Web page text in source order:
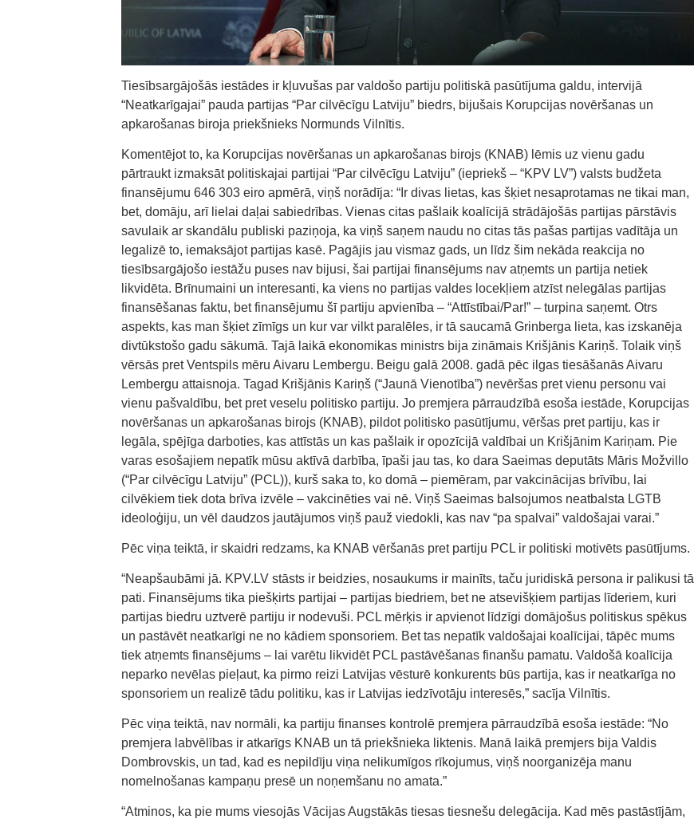
Tiesībsargājošās iestādes ir kļuvušas par valdošo partiju politiskā pasūtījuma galdu, intervijā
“Neatkarīgajai” pauda partijas “Par cilvēcīgu Latviju” biedrs, bijušais Korupcijas novēršanas un
apkarošanas biroja priekšnieks Normunds Vilnītis.
Komentējot to, ka Korupcijas novēršanas un apkarošanas birojs (KNAB) lēmis uz vienu gadu
pārtraukt izmaksāt politiskajai partijai “Par cilvēcīgu Latviju” (iepriekš – “KPV LV”) valsts budžeta
finansējumu 646 303 eiro apmērā, viņš norādīja: “Ir divas lietas, kas šķiet nesaprotamas ne tikai man,
bet, domāju, arī lielai daļai sabiedrības. Vienas citas pašlaik koalīcijā strādājošās partijas pārstāvis
savulaik ar skandālu publiski paziņoja, ka viņš saņem naudu no citas tās pašas partijas vadītāja un
legalizē to, iemaksājot partijas kasē. Pagājis jau vismaz gads, un līdz šim nekāda reakcija no
tiesībsargājošo iestāžu puses nav bijusi, šai partijai finansējums nav atņemts un partija netiek
likvidēta. Brīnumaini un interesanti, ka viens no partijas valdes locekļiem atzīst nelegālas partijas
finansēšanas faktu, bet finansējumu šī partiju apvienība – “Attīstībai/Par!” – turpina saņemt. Otrs
aspekts, kas man šķiet zīmīgs un kur var vilkt paralēles, ir tā saucamā Grinberga lieta, kas izskanēja
divtūkstošo gadu sākumā. Tajā laikā ekonomikas ministrs bija zināmais Krišjānis Kariņš. Tolaik viņš
vērsās pret Ventspils mēru Aivaru Lembergu. Beigu galā 2008. gadā pēc ilgas tiesāšanās Aivaru
Lembergu attaisnoja. Tagad Krišjānis Kariņš (“Jaunā Vienotība”) nevēršas pret vienu personu vai
vienu pašvaldību, bet pret veselu politisko partiju. Jo premjera pārraudzībā esoša iestāde, Korupcijas
novēršanas un apkarošanas birojs (KNAB), pildot politisko pasūtījumu, vēršas pret partiju, kas ir
legāla, spējīga darboties, kas attīstās un kas pašlaik ir opozīcijā valdībai un Krišjānim Kariņam. Pie
varas esošajiem nepatīk mūsu aktīvā darbība, īpaši jau tas, ko dara Saeimas deputāts Māris Možvillo
(“Par cilvēcīgu Latviju” (PCL)), kurš saka to, ko domā – piemēram, par vakcinācijas brīvību, lai
cilvēkiem tiek dota brīva izvēle – vakcinēties vai nē. Viņš Saeimas balsojumos neatbalsta LGTB
ideoloģiju, un vēl daudzos jautājumos viņš pauž viedokli, kas nav “pa spalvai” valdošajai varai.”
Pēc viņa teiktā, ir skaidri redzams, ka KNAB vēršanās pret partiju PCL ir politiski motivēts pasūtījums.
“Neapšaubāmi jā. KPV.LV stāsts ir beidzies, nosaukums ir mainīts, taču juridiskā persona ir palikusi tā
pati. Finansējums tika piešķirts partijai – partijas biedriem, bet ne atsevišķiem partijas līderiem, kuri
partijas biedru uztverē partiju ir nodevuši. PCL mērķis ir apvienot līdzīgi domājošus politiskus spēkus
un pastāvēt neatkarīgi ne no kādiem sponsoriem. Bet tas nepatīk valdošajai koalīcijai, tāpēc mums
tiek atņemts finansējums – lai varētu likvidēt PCL pastāvēšanas finanšu pamatu. Valdošā koalīcija
neparko nevēlas pieļaut, ka pirmo reizi Latvijas vēsturē konkurents būs partija, kas ir neatkarīga no
sponsoriem un realizē tādu politiku, kas ir Latvijas iedzīvotāju interesēs,” sacīja Vilnītis.
Pēc viņa teiktā, nav normāli, ka partiju finanses kontrolē premjera pārraudzībā esoša iestāde: “No
premjera labvēlības ir atkarīgs KNAB un tā priekšnieka liktenis. Manā laikā premjers bija Valdis
Dombrovskis, un tad, kad es nepildīju viņa nelikumīgos rīkojumus, viņš noorganizēja manu
nomelnošanas kampaņu presē un noņemšanu no amata.”
“Atminos, ka pie mums viesojās Vācijas Augstākās tiesas tiesnešu delegācija. Kad mēs pastāstījām,